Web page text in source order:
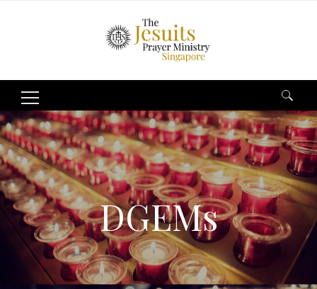
Search
for:
DGEMs